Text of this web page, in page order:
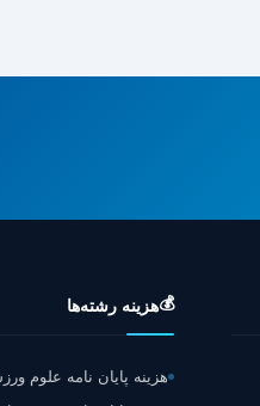
💰هزینه رشته‌ها
هزینه پایان نامه علوم